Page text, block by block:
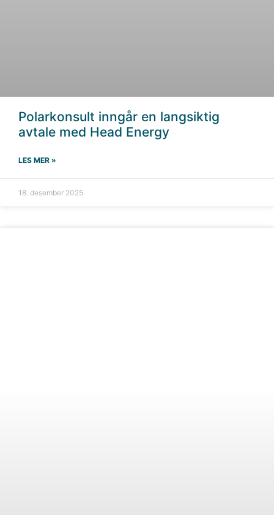
Polarkonsult inngår en langsiktig
avtale med Head Energy
LES MER »
18. desember 2025